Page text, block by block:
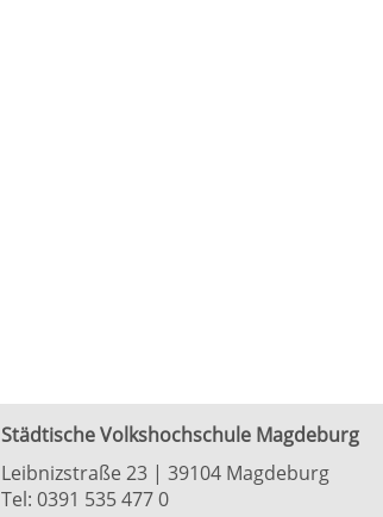
Städtische Volkshochschule Magdeburg
Leibnizstraße 23 | 39104 Magdeburg
Tel: 0391 535 477 0